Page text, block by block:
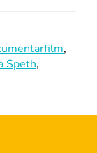
,
Speth,